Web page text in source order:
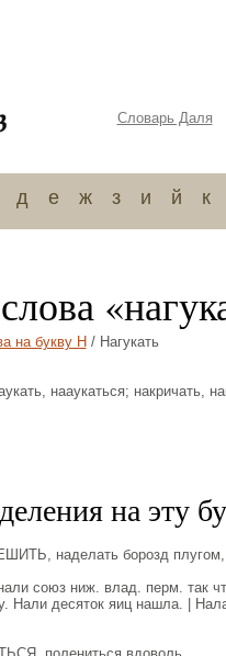
Словарь Даля
д е ж з и й к
на букву Н / Нагукать
нааукаться; накричать,
на эту
наделать борозд плугом,
союз ниж. влад. перм. так
Нали десяток яиц нашла. |